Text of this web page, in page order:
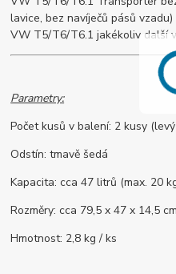
lavice, bez navíječů pásů vzadu)
VW T5/T6/T6.1 jakékoliv další
Parametry:
Počet kusů v balení: 2 kusy
Odstín: tmavě šedá
Kapacita: cca 47 litrů (max. 20
Rozměry: cca 79,5 x 47 x 14,5
Hmotnost: 2,8 kg / ks